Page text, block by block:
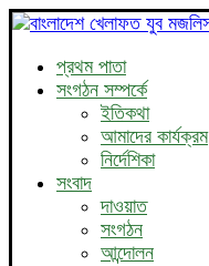
প্রথম পাতা
সংগঠন সম্পর্কে
ইতিকথা
আমাদের কার্যক্রম
নির্দেশিকা
সংবাদ
দাওয়াত
সংগঠন
আন্দোলন